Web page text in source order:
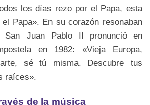
los días rezo por el Papa, esta
Papa». En su corazón resonaban
San Juan Pablo II pronunció en
en 1982: «Vieja Europa,
sé tú misma. Descubre tus
raíces».
de la música